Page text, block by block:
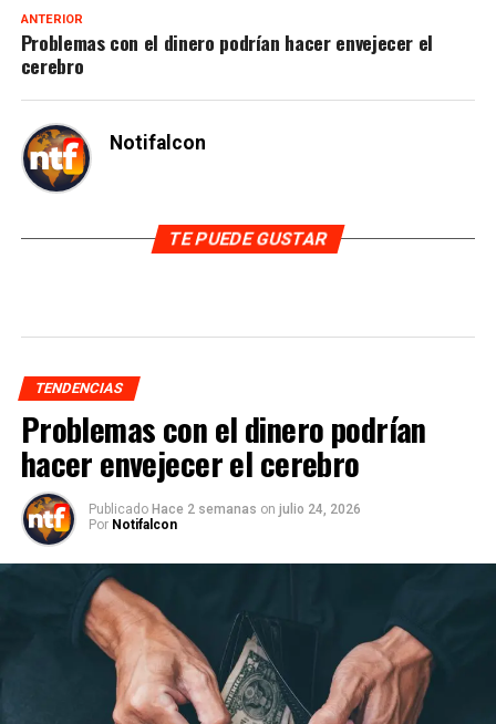
ANTERIOR
Problemas con el dinero podrían hacer envejecer el
cerebro
Notifalcon
TE PUEDE GUSTAR
TENDENCIAS
Problemas con el dinero podrían
hacer envejecer el cerebro
Publicado Hace 2 semanas on julio 24, 2026
Por Notifalcon